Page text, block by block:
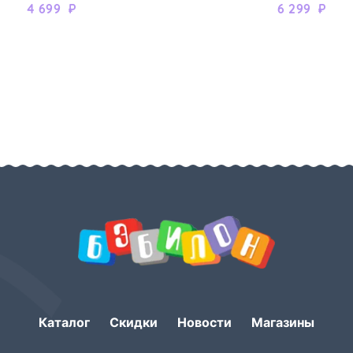
4 699 ₽ 6 299 ₽
Каталог Скидки Новости Магазины